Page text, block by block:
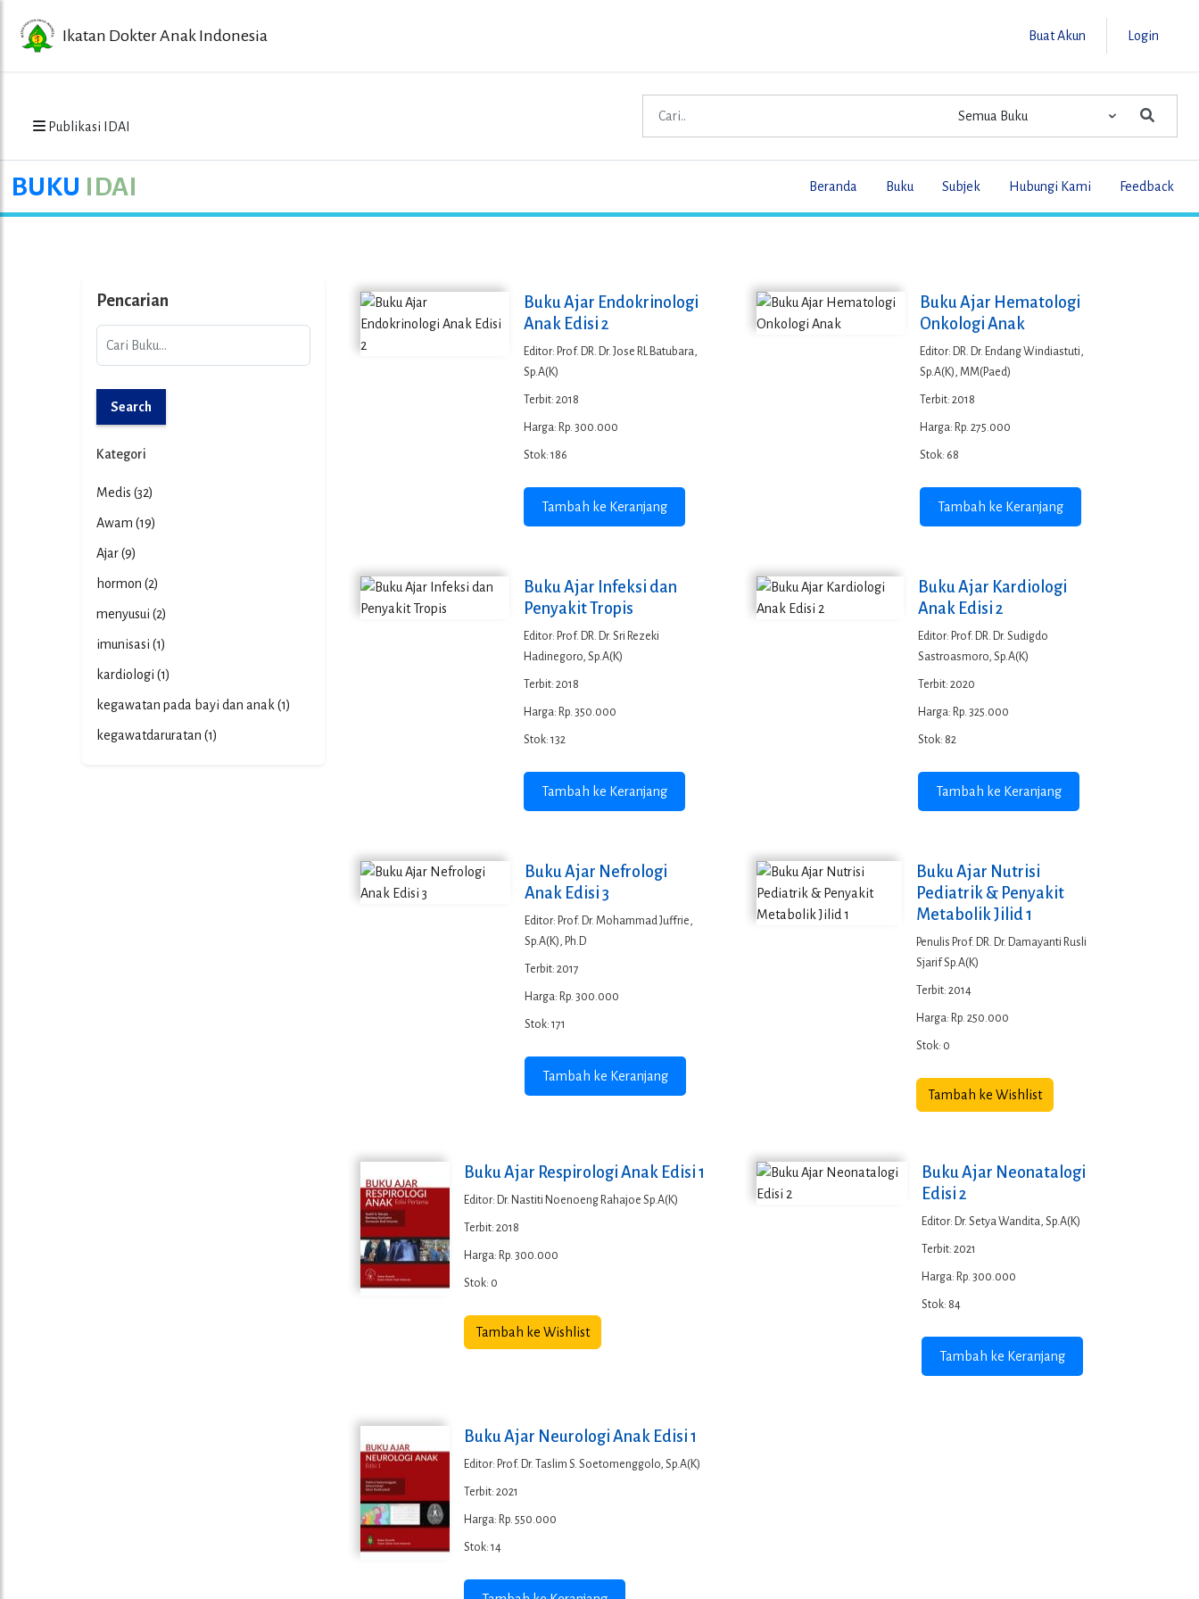
Ikatan Dokter Anak Indonesia Buat Akun Login
Publikasi IDAI
BUKU IDAI Beranda Buku Subjek Hubungi Kami Feedback
Pencarian
Search
Kategori
Medis (32)
Awam (19)
Ajar(9)
hormon (2)
menyusui (2)
imunisasi (1)
kardiologi (1)
kegawatan pada bayi dan anak (1)
kegawatdaruratan (1)
Buku Ajar Endokrinologi
Anak Edisi 2
Editor: Prof. DR. Dr. Jose RL Batubara,
Sp.A(K)
Terbit: 2018
Harga: Rp. 300.000
Stok: 186
Tambah ke Keranjang
Buku Ajar Hematologi
Onkologi Anak
Editor: DR. Dr. Endang Windiastuti,
Sp.A(K), MM(Paed)
Terbit: 2018
Harga: Rp. 275.000
Stok: 68
Tambah ke Keranjang
Buku Ajar Infeksi dan
Penyakit Tropis
Editor: Prof. DR. Dr. Sri Rezeki
Hadinegoro, Sp.A(K)
Terbit: 2018
Harga: Rp. 350.000
Stok: 132
Tambah ke Keranjang
Buku Ajar Kardiologi
Anak Edisi 2
Editor: Prof. DR. Dr. Sudigdo
Sastroasmoro, Sp.A(K)
Terbit: 2020
Harga: Rp. 325.000
Stok: 82
Tambah ke Keranjang
Buku Ajar Nefrologi
Anak Edisi 3
Editor: Prof. Dr. Mohammad Juffrie,
Sp.A(K), Ph.D
Terbit: 2017
Harga: Rp. 300.000
Stok: 171
Tambah ke Keranjang
Buku Ajar Nutrisi
Pediatrik & Penyakit
Metabolik Jilid 1
Penulis Prof. DR. Dr. Damayanti Rusli
Sjarif Sp.A(K)
Terbit: 2014
Harga: Rp. 250.000
Stok: 0
Tambah ke Wishlist
Buku Ajar Respirologi Anak Edisi 1
Editor: Dr. Nastiti Noenoeng Rahajoe Sp.A(K)
Terbit: 2018
Harga: Rp. 300.000
Stok: 0
Tambah ke Wishlist
Buku Ajar Neonatalogi
Edisi 2
Editor: Dr. Setya Wandita, Sp.A(K)
Terbit: 2021
Harga: Rp. 300.000
Stok: 84
Tambah ke Keranjang
Buku Ajar Neurologi Anak Edisi 1
Editor: Prof. Dr. Taslim S. Soetomenggolo, Sp.A(K)
Terbit: 2021
Harga: Rp. 550.000
Stok: 14